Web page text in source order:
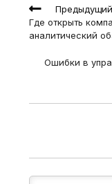
Read
more
articles
Где открыть
аналитический
Ошибки в